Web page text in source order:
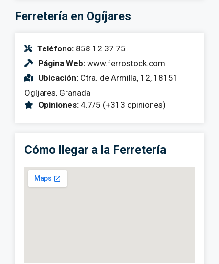
Ferretería en Ogíjares
Teléfono: 858 12 37 75
Página Web: www.ferrostock.com
Ubicación: Ctra. de Armilla, 12, 18151
Ogíjares, Granada
Opiniones: 4.7/5 (+313 opiniones)
Cómo llegar a la Ferretería